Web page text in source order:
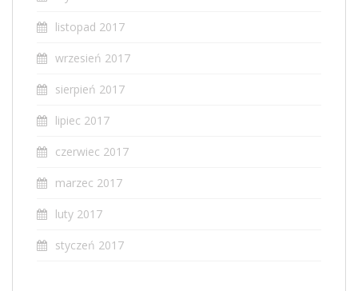
listopad 2017
wrzesień 2017
sierpień 2017
lipiec 2017
czerwiec 2017
marzec 2017
luty 2017
styczeń 2017